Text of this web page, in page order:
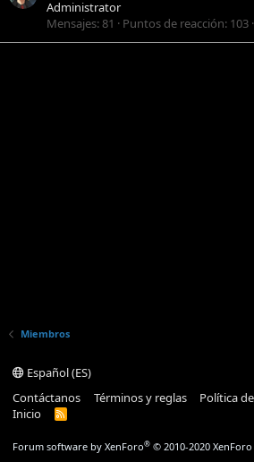
Administrator
Mensajes 81 Puntos de reacción 103
Miembros
Español (ES)
Contáctanos
Términos y reglas Política
Inicio
R
Forum software by XenForo® © 2010-2020